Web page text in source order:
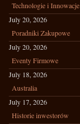
Technologie i Innowacje
July 20, 2026
Poradniki Zakupowe
July 20, 2026
Eventy Firmowe
July 18, 2026
Australia
July 17, 2026
Historie inwestorów